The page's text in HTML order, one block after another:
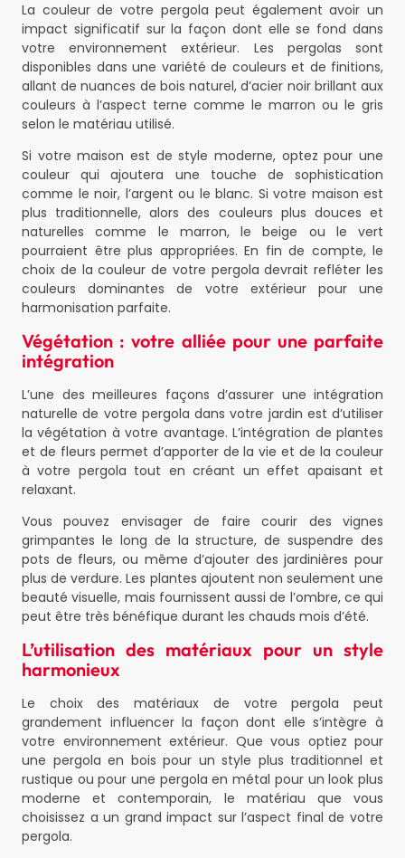
La couleur de votre pergola peut également avoir un
impact significatif sur la façon dont elle se fond dans
votre environnement extérieur. Les pergolas sont
disponibles dans une variété de couleurs et de finitions,
allant de nuances de bois naturel, d’acier noir brillant aux
couleurs à l’aspect terne comme le marron ou le gris
selon le matériau utilisé.
Si votre maison est de style moderne, optez pour une
couleur qui ajoutera une touche de sophistication
comme le noir, l’argent ou le blanc. Si votre maison est
plus traditionnelle, alors des couleurs plus douces et
naturelles comme le marron, le beige ou le vert
pourraient être plus appropriées. En fin de compte, le
choix de la couleur de votre pergola devrait refléter les
couleurs dominantes de votre extérieur pour une
harmonisation parfaite.
Végétation : votre alliée pour une parfaite
intégration
L’une des meilleures façons d’assurer une intégration
naturelle de votre pergola dans votre jardin est d’utiliser
la végétation à votre avantage. L’intégration de plantes
et de fleurs permet d’apporter de la vie et de la couleur
à votre pergola tout en créant un effet apaisant et
relaxant.
Vous pouvez envisager de faire courir des vignes
grimpantes le long de la structure, de suspendre des
pots de fleurs, ou même d’ajouter des jardinières pour
plus de verdure. Les plantes ajoutent non seulement une
beauté visuelle, mais fournissent aussi de l’ombre, ce qui
peut être très bénéfique durant les chauds mois d’été.
L’utilisation des matériaux pour un style
harmonieux
Le choix des matériaux de votre pergola peut
grandement influencer la façon dont elle s’intègre à
votre environnement extérieur. Que vous optiez pour
une pergola en bois pour un style plus traditionnel et
rustique ou pour une pergola en métal pour un look plus
moderne et contemporain, le matériau que vous
choisissez a un grand impact sur l’aspect final de votre
pergola.